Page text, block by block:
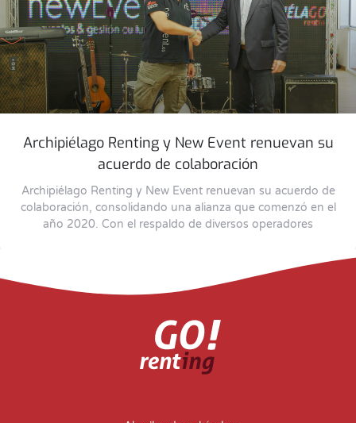
Archipiélago Renting y New Event renuevan su
acuerdo de colaboración
Archipiélago Renting y New Event renuevan su acuerdo de
colaboración, consolidando una alianza que comenzó en el
año 2020. Con el respaldo de diversos operadores